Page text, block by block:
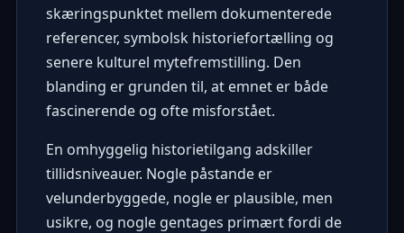
skæringspunktet mellem dokumenterede
referencer, symbolsk historiefortælling og
senere kulturel mytefremstilling. Den
blanding er grunden til, at emnet er både
fascinerende og ofte misforstået.
En omhyggelig historietilgang adskiller
tillidsniveauer. Nogle påstande er
velunderbyggede, nogle er plausible, men
usikre, og nogle gentages primært fordi de